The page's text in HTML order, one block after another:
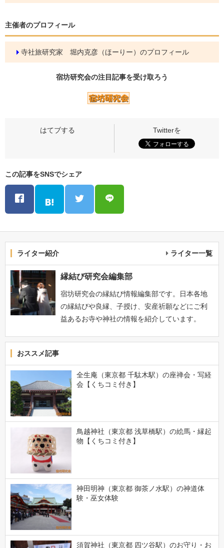
主催者のプロフィール
寺社旅研究家 堀内克彦（ほーりー）のプロフィール
宿坊研究会の注目記事を受け取ろう
この記事をSNSでシェア
ライター紹介 ライター一覧
縁結び研究会編集部
宿坊研究会の縁結び情報編集部です。日本各地
の縁結びや良縁、子授け、安産祈願などにご利
益あるお寺や神社の情報を紹介しています。
おススメ記事
全生庵（東京都 千駄木駅）の座禅会・写経
会【くちコミ付き】
鳥越神社（東京都 浅草橋駅）の絵馬・縁起
物【くちコミ付き】
神田明神（東京都 御茶ノ水駅）の神道体
験・巫女体験
須賀神社（東京都 四ツ谷駅）のお守り・お